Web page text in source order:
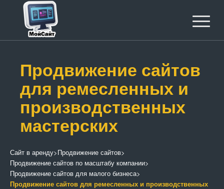
Продвижение сайтов
для ремесленных и
производственных
мастерских
Сайт в аренду>Продвижение сайтов>
Продвижение сайтов по масштабу компании>
Продвижение сайтов для малого бизнеса>
Продвижение сайтов для ремесленных и производственных